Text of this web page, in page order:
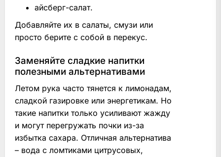
айсберг-салат.
Добавляйте их в салаты, смузи или
просто берите с собой в перекус.
Заменяйте сладкие напитки
полезными альтернативами
Летом рука часто тянется к лимонадам,
сладкой газировке или энергетикам. Но
такие напитки только усиливают жажду
и могут перегружать почки из-за
избытка сахара. Отличная альтернатива
– вода с ломтиками цитрусовых,